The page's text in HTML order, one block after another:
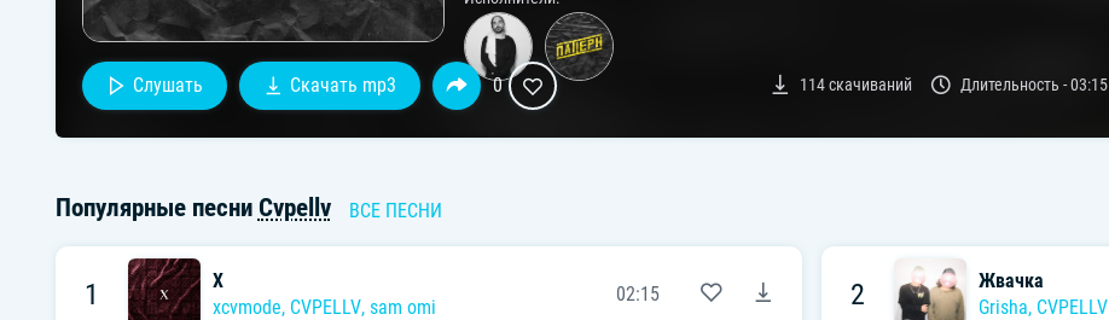
Слушать Скачать mp3 0 114скачиваний Длительность -03:15
Популярные песни Cvpellv ВСЕ ПЕСНИ
1
X
xcvmode, CVPELLV, sam omi
02:15 2
Жвачка
Grisha, CVPELLV